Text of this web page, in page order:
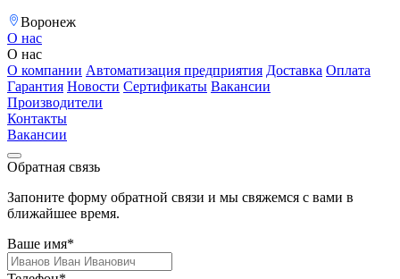
Воронеж
О нас
О нас
О компании Автоматизация предприятия Доставка Оплата
Гарантия Новости Сертификаты Вакансии
Производители
Контакты
Вакансии
Обратная связь
Запоните форму обратной связи и мы свяжемся с вами в
ближайшее время.
Ваше имя*